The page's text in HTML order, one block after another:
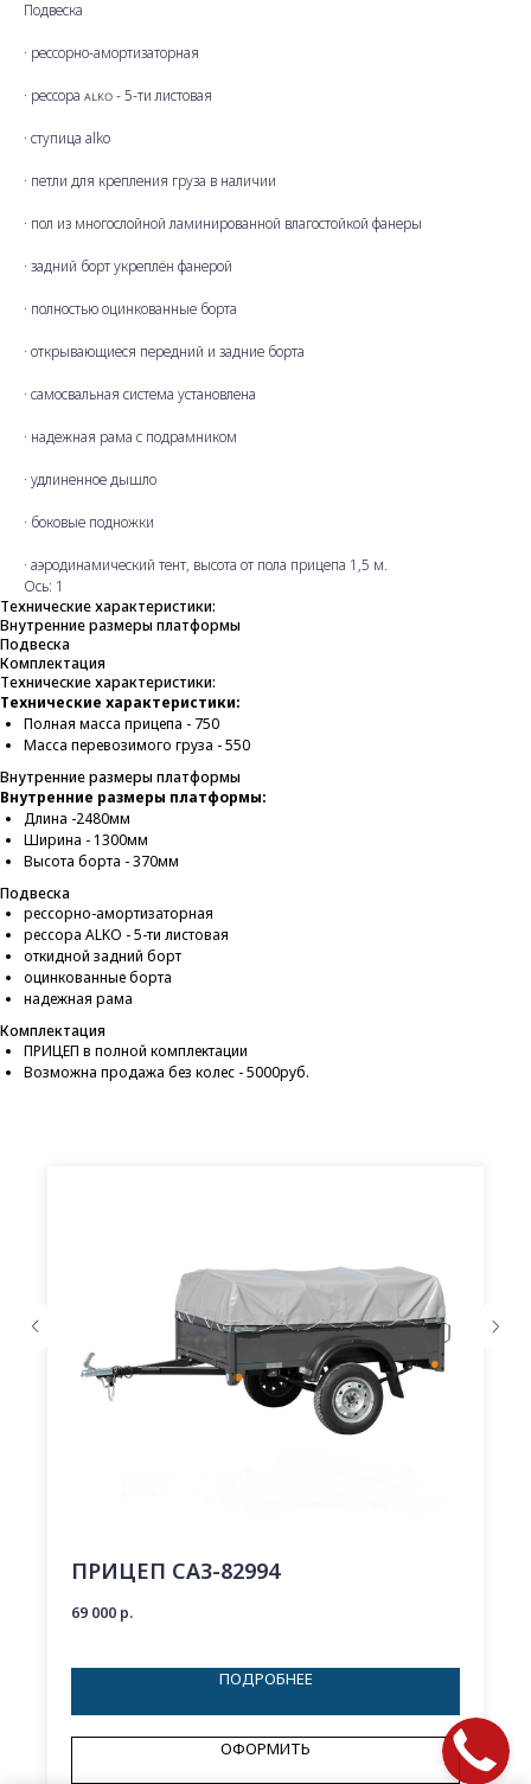
Подвеска
· рессорно-амортизаторная
· рессора ᴀʟᴋᴏ - 5-ти листовая
· ступица alkо
· петли для крепления груза в наличии
· пол из многослойной ламинированной влагостойкой фанеры
· задний борт укреплён фанерой
· полностью оцинкованные борта
· открывающиеся передний и задние борта
· самосвальная система установлена
· надежная рама с подрамником
· удлиненное дышло
· боковые подножки
· аэродинамический тент, высота от пола прицепа 1,5 м.
Ось: 1
Технические характеристики:
Внутренние размеры платформы
Подвеска
Комплектация
Технические характеристики:
Технические характеристики:
Полная масса прицепа - 750
Масса перевозимого груза - 550
Внутренние размеры платформы
Внутренние размеры платформы:
Длина -2480мм
Ширина - 1300мм
Высота борта - 370мм
Подвеска
рессорно-амортизаторная
рессора ALKO - 5-ти листовая
откидной задний борт
оцинкованные борта
надежная рама
Комплектация
ПРИЦЕП в полной комплектации
Возможна продажа без колес - 5000руб.
ПРИЦЕП САЗ-82994
69 000 р.
ПОДРОБНЕЕ
ОФОРМИТЬ